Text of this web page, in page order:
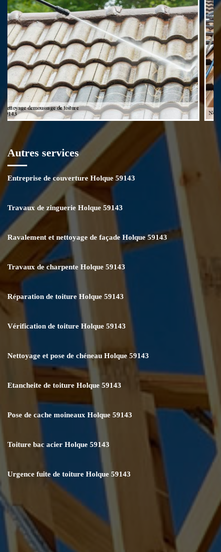
devis sans engagement. Ce dernier est établi par nos soins
gratuitement.
Autres services
Entreprise de couverture Holque 59143
Travaux de zinguerie Holque 59143
Ravalement et nettoyage de façade Holque 59143
Travaux de charpente Holque 59143
Réparation de toiture Holque 59143
Vérification de toiture Holque 59143
Nettoyage et pose de chéneau Holque 59143
Etancheite de toiture Holque 59143
Pose de cache moineaux Holque 59143
Toiture bac acier Holque 59143
Urgence fuite de toiture Holque 59143